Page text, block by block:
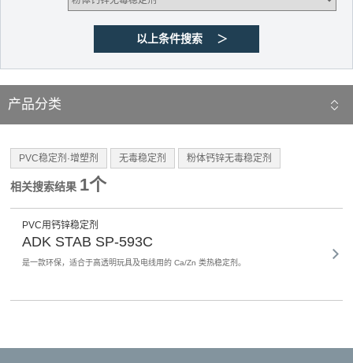
产品分类
PVC稳定剂·增塑剂 无毒稳定剂 粉体钙锌无毒稳定剂
相关搜索结果 1个
PVC用钙锌稳定剂
ADK STAB SP-593C
是一款环保，适合于高透明玩具及电线用的 Ca/Zn 类热稳定剂。